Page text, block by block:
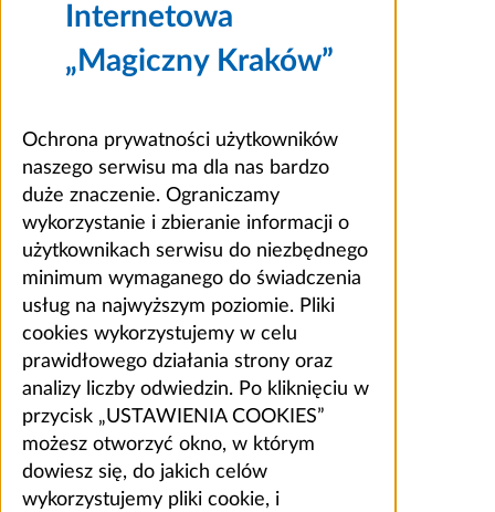
Internetowa
„Magiczny Kraków”
Ochrona prywatności użytkowników
naszego serwisu ma dla nas bardzo
duże znaczenie. Ograniczamy
wykorzystanie i zbieranie informacji o
użytkownikach serwisu do niezbędnego
minimum wymaganego do świadczenia
usług na najwyższym poziomie. Pliki
cookies wykorzystujemy w celu
prawidłowego działania strony oraz
analizy liczby odwiedzin. Po kliknięciu w
przycisk „USTAWIENIA COOKIES”
możesz otworzyć okno, w którym
dowiesz się, do jakich celów
wykorzystujemy pliki cookie, i